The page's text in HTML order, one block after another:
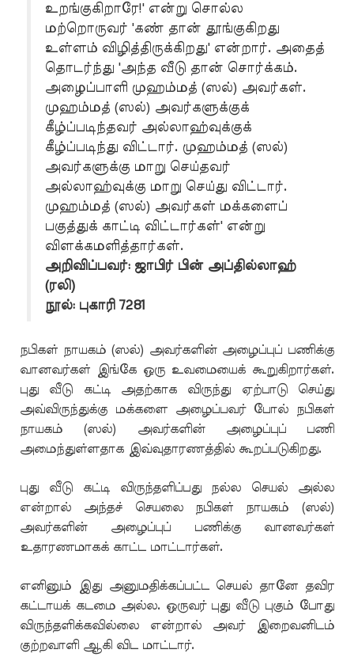
உறங்குகிறாரே!' என்று சொல்ல
மற்றொருவர் 'கண் தான் தூங்குகிறது
உள்ளம் விழித்திருக்கிறது' என்றார். அதைத்
தொடர்ந்து 'அந்த வீடு தான் சொர்க்கம்.
அழைப்பாளி முஹம்மத் (ஸல்) அவர்கள்.
முஹம்மத் (ஸல்) அவர்களுக்குக்
கீழ்ப்படிந்தவர் அல்லாஹ்வுக்குக்
கீழ்ப்படிந்து விட்டார். முஹம்மத் (ஸல்)
அவர்களுக்கு மாறு செய்தவர்
அல்லாஹ்வுக்கு மாறு செய்து விட்டார்.
முஹம்மத் (ஸல்) அவர்கள் மக்களைப்
பகுத்துக் காட்டி விட்டார்கள்' என்று
விளக்கமளித்தார்கள்.
அறிவிப்பவர்: ஜாபிர் பின் அப்தில்லாஹ்
(ரலி)
நூல்: புகாரி 7281
நபிகள் நாயகம் (ஸல்) அவர்களின் அழைப்புப் பணிக்கு
வானவர்கள் இங்கே ஒரு உவமையைக் கூறுகிறார்கள்.
புது வீடு கட்டி அதற்காக விருந்து ஏற்பாடு செய்து
அவ்விருந்துக்கு மக்களை அழைப்பவர் போல் நபிகள்
நாயகம் (ஸல்) அவர்களின் அழைப்புப் பணி
அமைந்துள்ளதாக இவ்வுதாரணத்தில் கூறப்படுகிறது.
புது வீடு கட்டி விருந்தளிப்பது நல்ல செயல் அல்ல
என்றால் அந்தச் செயலை நபிகள் நாயகம் (ஸல்)
அவர்களின் அழைப்புப் பணிக்கு வானவர்கள்
உதாரணமாகக் காட்ட மாட்டார்கள்.
எனினும் இது அனுமதிக்கப்பட்ட செயல் தானே தவிர
கட்டாயக் கடமை அல்ல. ஒருவர் புது வீடு புகும் போது
விருந்தளிக்கவில்லை என்றால் அவர் இறைவனிடம்
குற்றவாளி ஆகி விட மாட்டார்.